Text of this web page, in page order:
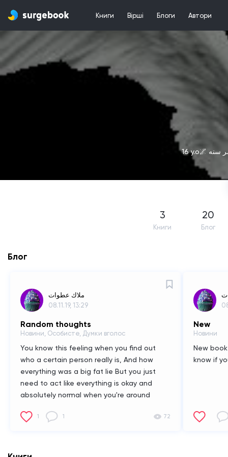
Книги Вірші Блоги Автори
3
Книги
20
Блог
Блог
ملاك عطوات
08.11.19, 13:29
Random thoughts
Новини, Особисте, Думки вголос
You know this feeling when you find out
who a certain person really is, And how
everything was a big fat lie But you just
need to act like everything is okay and
absolutely normal when you're around
1 1 72
New
Новини
New
know if